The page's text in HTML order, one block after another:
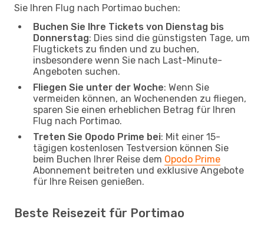
Sie Ihren Flug nach Portimao buchen:
Buchen Sie Ihre Tickets von Dienstag bis
Donnerstag: Dies sind die günstigsten Tage, um
Flugtickets zu finden und zu buchen,
insbesondere wenn Sie nach Last-Minute-
Angeboten suchen.
Fliegen Sie unter der Woche: Wenn Sie
vermeiden können, an Wochenenden zu fliegen,
sparen Sie einen erheblichen Betrag für Ihren
Flug nach Portimao.
Treten Sie Opodo Prime bei: Mit einer 15-
tägigen kostenlosen Testversion können Sie
beim Buchen Ihrer Reise dem Opodo Prime
Abonnement beitreten und exklusive Angebote
für Ihre Reisen genießen.
Beste Reisezeit für Portimao